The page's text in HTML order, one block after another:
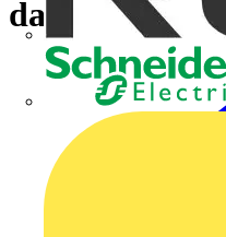
dagsböter